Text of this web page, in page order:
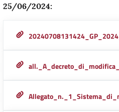
25/06/2024: